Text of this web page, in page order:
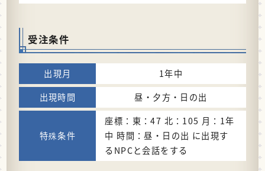
受注条件
1年中
昼・夕方・日の出
座標：東：47 北：105 月：1年
中 時間：昼・日の出 に出現す
るNPCと会話をする